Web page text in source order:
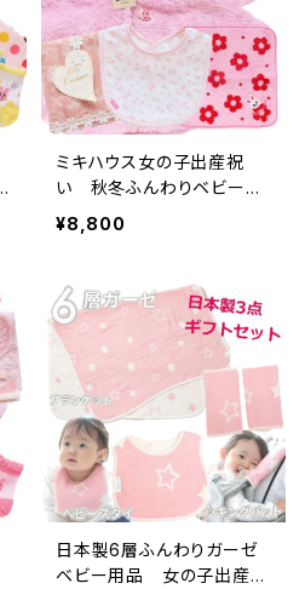
ミキハウス女の子出産祝
い 秋冬ふんわりベビーポ
ンチョセット
¥8,800
日本製6層ふんわりガーゼ
ベビー用品 女の子出産祝